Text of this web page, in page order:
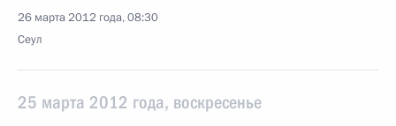
26 марта 2012 года, 08:30
Сеул
25 марта 2012 года, воскресенье